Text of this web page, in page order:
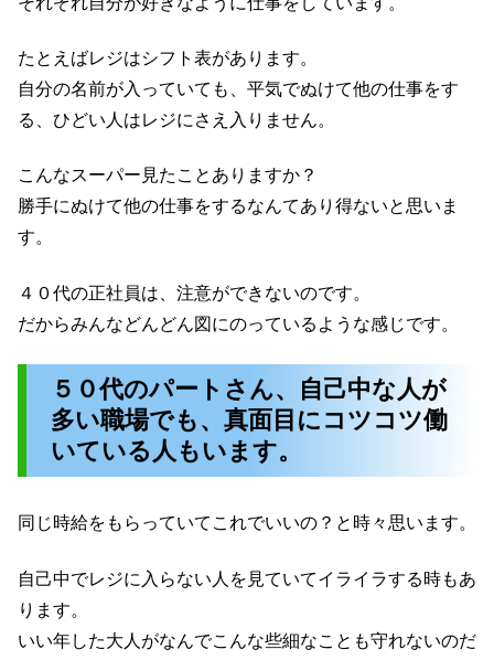
たとえばレジはシフト表があります。
自分の名前が入っていても、平気でぬけて他の仕事をす
る、ひどい人はレジにさえ入りません。
こんなスーパー見たことありますか？
勝手にぬけて他の仕事をするなんてあり得ないと思いま
す。
４０代の正社員は、注意ができないのです。
だからみんなどんどん図にのっているような感じです。
５０代のパートさん、自己中な人が
多い職場でも、真面目にコツコツ働
いている人もいます。
同じ時給をもらっていてこれでいいの？と時々思います。
自己中でレジに入らない人を見ていてイライラする時もあ
ります。
いい年した大人がなんでこんな些細なことも守れないのだ